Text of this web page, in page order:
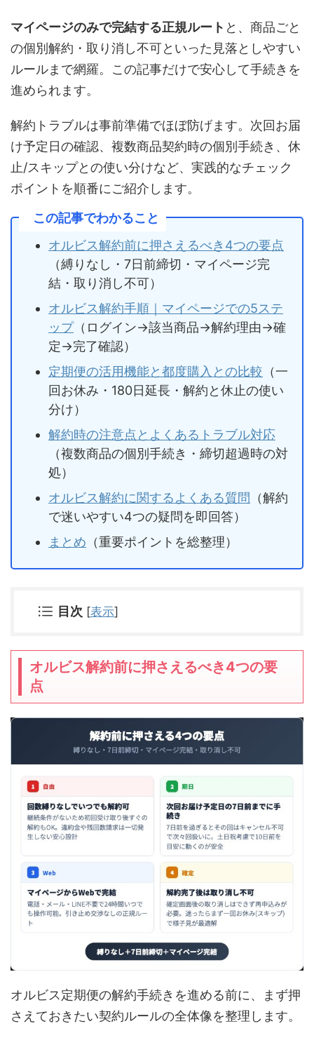
マイページのみで完結する正規ルート と、商品ごと
の個別解約・取り消し不可といった見落としやすい
ルールまで網羅。この記事だけで安心して手続きを
進められます。
解約トラブルは事前準備でほぼ防げます。次回お届
け予定日の確認、複数商品契約時の個別手続き、休
止/スキップとの使い分けなど、実践的なチェック
ポイントを順番にご紹介します。
この記事でわかること
オルビス解約前に押さえるべき4つの要点
（縛りなし・7日前締切・マイページ完
結・取り消し不可）
オルビス解約手順｜マイページでの5ステ
ップ（ログイン→該当商品→解約理由→確
定→完了確認）
定期便の活用機能と都度購入との比較 （一
回お休み・180日延長・解約と休止の使い
分け）
解約時の注意点とよくあるトラブル対応
（複数商品の個別手続き・締切超過時の対
処）
オルビス解約に関するよくある質問 （解約
で迷いやすい4つの疑問を即回答）
まとめ （重要ポイントを総整理）
目次 [表示]
オルビス解約前に押さえるべき4つの要
点
オルビス定期便の解約手続きを進める前に、まず押
さえておきたい契約ルールの全体像を整理します。